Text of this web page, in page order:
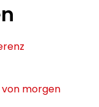
morgen